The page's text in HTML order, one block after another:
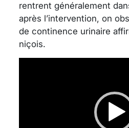
rentrent généralement
après l’intervention, on
de continence urinaire
niçois.